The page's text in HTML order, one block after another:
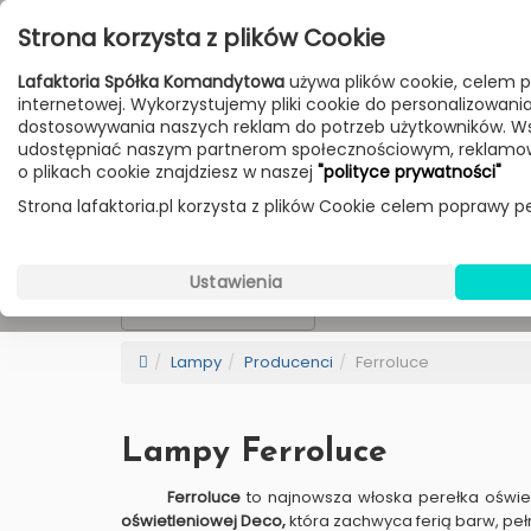
Przejdź do treści
Poniedziałek - Piątek 10:00-18:00
Sobota 10:00-14:00
HOME LAMPY MEBLE DODATKI
BESTSELLER
Lampy Producenci Ferroluce
Lampy Ferroluce
Ferroluceto najnowsza włoska perełka
oświetleniowej Deco,która zachwyca ferią barw,
Strona korzysta z plików Cookie
Lafaktoria Spółka Komandytowa używa plików cookie, celem
internetowej. Wykorzystujemy pliki cookie do
dostosowywania naszych reklam do potrzeb użytkowników.
udostępniać naszym partnerom społecznościowym,
o plikach cookie znajdziesz w naszej "polityce prywatności"
Strona lafaktoria.pl korzysta z plików Cookie celem poprawy
Ustawienia